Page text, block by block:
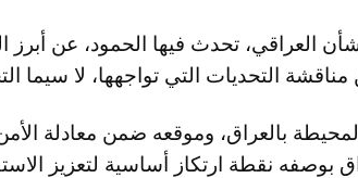
العراقي، تحدث فيها الحمود، عن أبرز
التحديات التي تواجهها، لا سيما
بالعراق، وموقعه ضمن معادلة
بوصفه نقطة ارتكاز أساسية لتعزيز